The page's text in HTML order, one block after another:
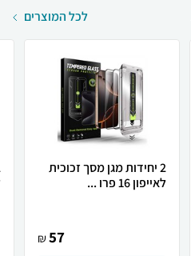
לכל המוצרים
2 יחידות מגן מסך זכוכית
לאייפון 16 פרו ...
57
₪